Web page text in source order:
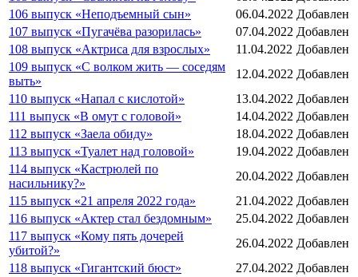
106 выпуск «Неподъемный сын»
06.04.2022 Добавлен
107 выпуск «Пугачёва разорилась»
07.04.2022 Добавлен
108 выпуск «Актриса для взрослых»
11.04.2022 Добавлен
109 выпуск «С волком жить — соседям
выть»
12.04.2022 Добавлен
110 выпуск «Напал с кислотой»
13.04.2022 Добавлен
111 выпуск «В омут с головой»
14.04.2022 Добавлен
112 выпуск «Заела обиду»
18.04.2022 Добавлен
113 выпуск «Туалет над головой»
19.04.2022 Добавлен
114 выпуск «Кастрюлей по
насильнику?»
20.04.2022 Добавлен
115 выпуск «21 апреля 2022 года»
21.04.2022 Добавлен
116 выпуск «Актер стал бездомным»
25.04.2022 Добавлен
117 выпуск «Кому пять дочерей
убитой?»
26.04.2022 Добавлен
118 выпуск «Гигантский бюст»
27.04.2022 Добавлен